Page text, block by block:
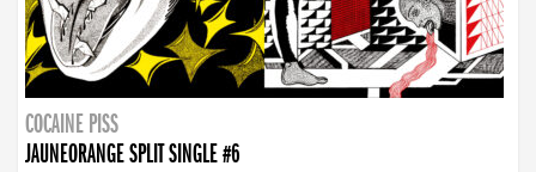
COCAINE PISS
JAUNEORANGE SPLIT SINGLE #6